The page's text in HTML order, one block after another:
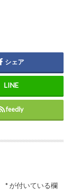
シェア
feedly
*が付いている欄